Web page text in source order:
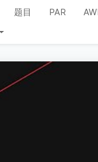
题目 PAR